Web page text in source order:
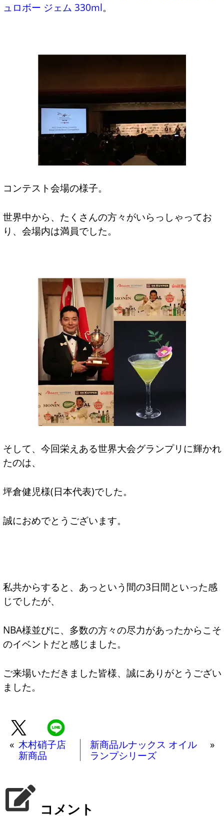
ュロボー ジェム 330ml。
コンテスト会場の様子。
世界中から、たくさんの方々がいらっしゃってお
り、会場内は満員でした。
そして、今回栄えある世界大会グランプリに輝かれ
たのは、
坪倉健児様(日本代表)でした。
誠におめでとうございます。
私共からすると、あっという間の3日間といった感
じでしたが、
NBA様並びに、多数の方々の尽力があったからこそ
のイベントだと感じました。
ご来場いただきました皆様、誠にありがとうござい
ました。
« 木村硝子店
新商品
新商品ルナックス オイル
ランプシリーズ
»
コメント